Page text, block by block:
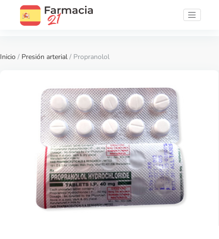
Inicio / Presión arterial / Propranolol